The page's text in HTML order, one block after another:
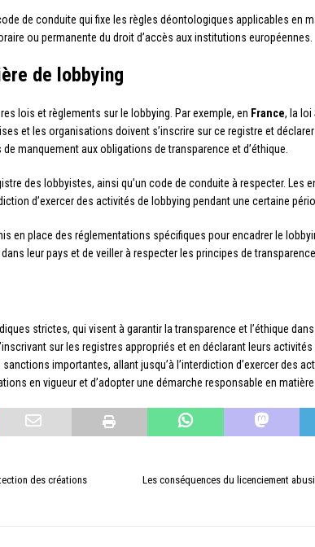
de conduite qui fixe les règles déontologiques applicables en
ou permanente du droit d’accès aux institutions européennes.
de lobbying
lois et règlements sur le lobbying. Par exemple, en France, la loi
et les organisations doivent s’inscrire sur ce registre et
manquement aux obligations de transparence et d’éthique.
des lobbyistes, ainsi qu’un code de conduite à respecter. Les
d’exercer des activités de lobbying pendant une certaine
en place des réglementations spécifiques pour encadrer le
leur pays et de veiller à respecter les principes de transparence
strictes, qui visent à garantir la transparence et l’éthique
sur les registres appropriés et en déclarant leurs
importantes, allant jusqu’à l’interdiction d’exercer des
en vigueur et d’adopter une démarche responsable en matière
des créations
Les conséquences du licenciement